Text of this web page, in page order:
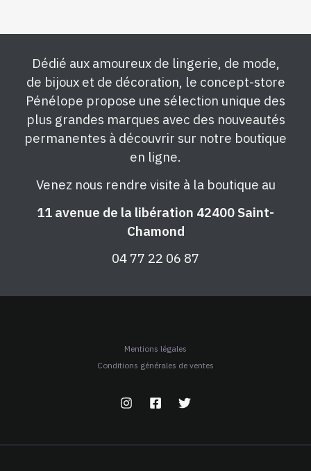
Dédié aux amoureux de lingerie, de mode,
de bijoux et de décoration, le concept-store
Pénélope propose une sélection unique des
plus grandes marques avec des nouveautés
permanentes à découvrir sur notre boutique
en ligne.
Venez nous rendre visite à la boutique au
11 avenue de la libération 42400 Saint-
Chamond
04 77 22 06 87
Mentions légales
Conditions générales de ventes